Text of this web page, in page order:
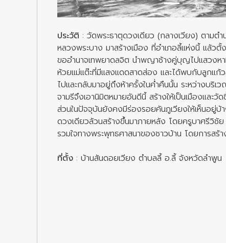
ประวัติ : วัดพระธาตุดวงเดียว (กลางเวียง) ตามต
หลวงพระบาง มาสร้างเมือง ที่อำเภอลี้แห่งนี้ แล้ว
ขออำนาจเทพยาดลจิต นำพญาช้างคู่บุญไปแสวงหา
ห้วยแม่แต๊ะที่มีแสงแดดสาดส่อง และได้พบกับลูก
ไปและกลับมาอยู่ถึงห้าครั้งในค่ำคืนนั้น ระหว่างบริ
จามรีจึงเอานิมิตหมายอันดีนี้ สร้างให้เป็นเมืองและวั
ส่วนในปัจจุบันยังคงมีร่องรอยคันภูเวียงให้เห็นอยู่
ดวงเดียวล้วนสร้างขึ้นมาภายหลัง โดยครูบาศรีวิชั
รวมใจทางพระพุทธศาสนาของชาวบ้าน โดยการสร้
ที่ตั้ง : บ้านสันดอยเวียง ตำบลลี้ อ.ลี้ จังหวัดลำพูน